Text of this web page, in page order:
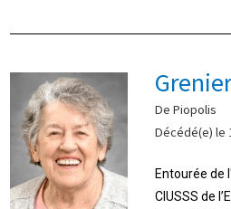
De Piopolis
Décédé(e) le
Entourée de
CIUSSS de